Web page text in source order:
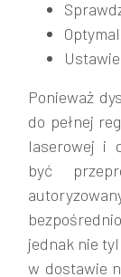
Ponieważ
do pełnej
laserowej i
być
jednak nie
w dostawie